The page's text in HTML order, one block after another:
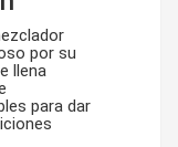
por su
llena
para dar